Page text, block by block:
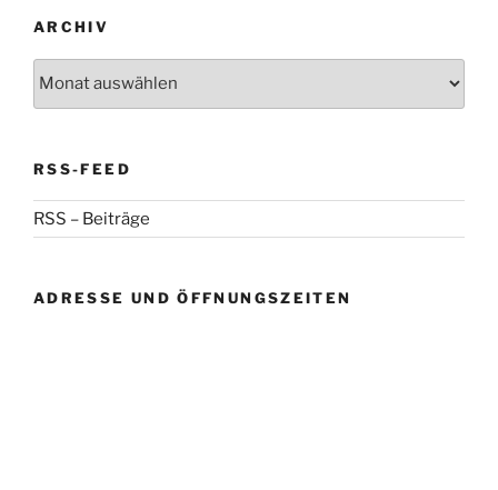
ARCHIV
RSS-FEED
RSS – Beiträge
ADRESSE UND ÖFFNUNGSZEITEN